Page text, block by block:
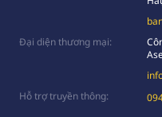
Đại diện thương mại:
Hỗ trợ truyền thông: